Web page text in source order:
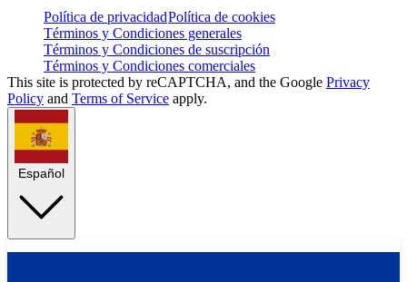
Política de privacidadPolítica de cookies
Términos y Condiciones generales
Términos y Condiciones de suscripción
Términos y Condiciones comerciales
This site is protected by reCAPTCHA, and the Google Privacy
Policy and Terms of Service apply.
Español